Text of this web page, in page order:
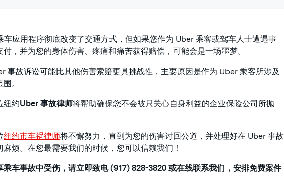
应用程序彻底改变了交通方式，但如果您作为 Uber 乘客或驾车人士遭遇事
，并为您的身体伤害、疼痛和痛苦获得赔偿，可能会是一场噩梦。
事故诉讼可能比其他伤害索赔更具挑战性，主要原因是作为 Uber 乘客所涉及
。
纽约Uber 事故律师将帮助确保您不会被只关心自身利益的企业保险公司所抛
纽约市车祸律师将不懈努力，直到为您的伤害讨回公道，并处理好在 Uber 事故
烦。在您最需要我们的时候，您可以信赖我们！
乘车事故中受伤，请立即致电 (917) 828-3820 或在线联系我们，安排免费案件